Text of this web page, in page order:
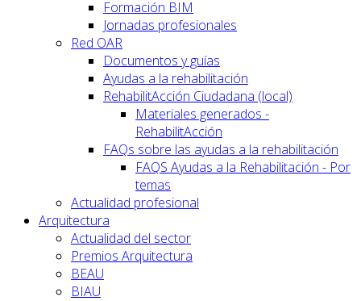
Formación BIM
Jornadas profesionales
Red OAR
Documentos y guías
Ayudas a la rehabilitación
RehabilitAcción Ciudadana (local)
Materiales generados -
RehabilitAcción
FAQs sobre las ayudas a la rehabilitación
FAQS Ayudas a la Rehabilitación - Por
temas
Actualidad profesional
Arquitectura
Actualidad del sector
Premios Arquitectura
BEAU
BIAU